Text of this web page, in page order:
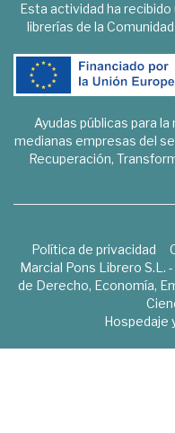
Esta actividad ha recibido
librerías de la
Ayudas públicas para
medianas empresas del
Recuperación,
Política de privacidad
Marcial Pons Librero S.L.
de Derecho, Economía,
Hospedaje